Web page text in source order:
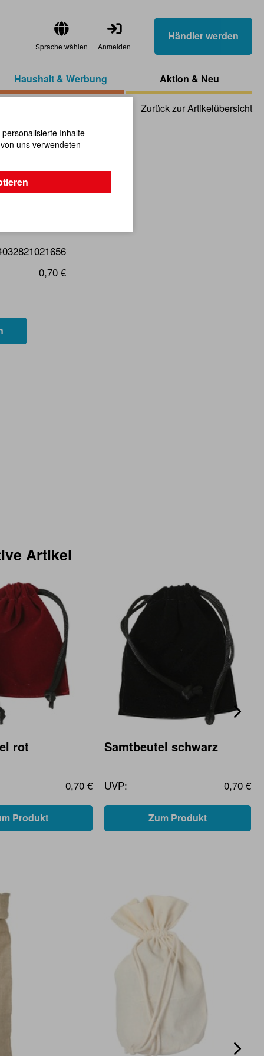
Sprache wählen Anmelden
Händler werden
Haushalt & Werbung Aktion & Neu
Zurück zur Artikelübersicht
blau
0,70 €
Artikel
rot
0,70 €
Produkt
Samtbeutel schwarz
UVP: 0,70 €
Zum Produkt
Inhalte
uns verwendeten